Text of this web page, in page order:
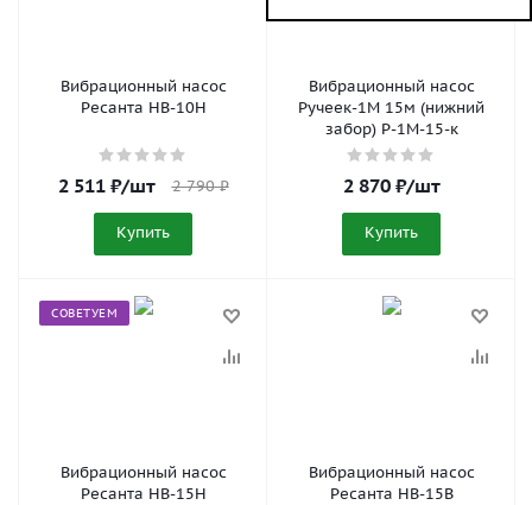
Вибрационный насос
Ресанта НВ-10Н
2 511₽/шт 2 790₽
Купить
Вибрационный насос
Ручеек-1М 15м (нижний
забор) Р-1М-15-к
2 870₽/шт
Купить
СОВЕТУЕМ
Вибрационный насос
Ресанта НВ-15Н
Вибрационный насос
Ресанта НВ-15В